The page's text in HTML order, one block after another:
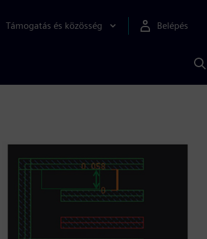
Támogatás és közösség Belépés